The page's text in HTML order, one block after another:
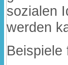
sozialen
werden
Beispiele